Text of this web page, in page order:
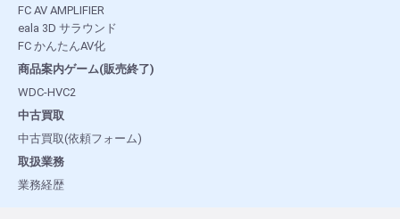
FC AV AMPLIFIER
eala 3D サラウンド
FC かんたんAV化
商品案内ゲーム(販売終了)
WDC-HVC2
中古買取
中古買取(依頼フォーム)
取扱業務
業務経歴